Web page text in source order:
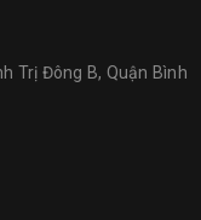
Trị Đông B, Quận Bình